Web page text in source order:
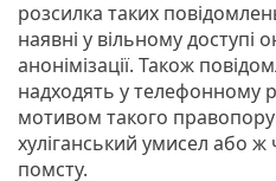
розсилка таких
наявні у вільному доступі
анонімізації. Також
надходять у телефонному
мотивом такого
хуліганський умисел або
помсту.